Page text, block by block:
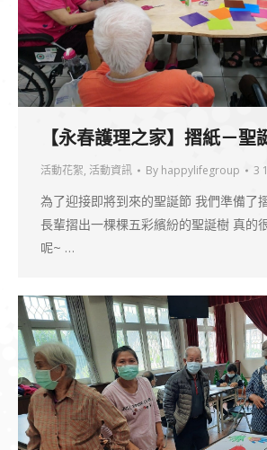
【永春護理之家】摺紙－聖
活動花絮, 活動資訊 By happylifegroup 3
為了迎接即將到來的聖誕節 我們準備了
長輩摺出一棵棵五彩繽紛的聖誕樹 真的
呢~ …